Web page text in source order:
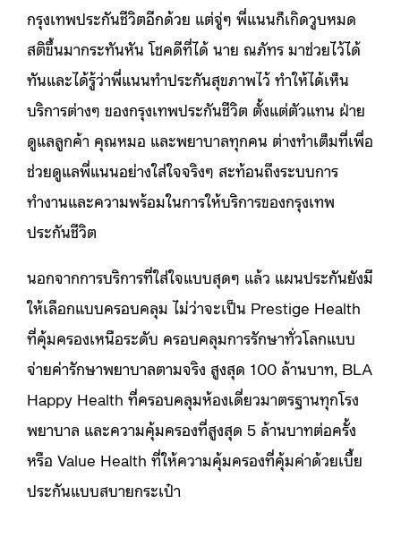
กรุงเทพประกันชีวิตอีกด้วย แต่จู่ๆ พี่แนนก็เกิดวูบหมด
สติขึ้นมากระทันหัน โชคดีที่ได้ นาย ณภัทร มาช่วยไว้ได้
ทันและได้รู้ว่าพี่แนนทำประกันสุขภาพไว้ ทำให้ได้เห็น
บริการต่างๆ ของกรุงเทพประกันชีวิต ตั้งแต่ตัวแทน ฝ่าย
ดูแลลูกค้า คุณหมอ และพยาบาลทุกคน ต่างทำเต็มที่เพื่อ
ช่วยดูแลพี่แนนอย่างใส่ใจจริงๆ สะท้อนถึงระบบการ
ทำงานและความพร้อมในการให้บริการของกรุงเทพ
ประกันชีวิต
นอกจากการบริการที่ใส่ใจแบบสุดๆ แล้ว แผนประกันยังมี
ให้เลือกแบบครอบคลุม ไม่ว่าจะเป็น Prestige Health
ที่คุ้มครองเหนือระดับ ครอบคลุมการรักษาทั่วโลกแบบ
จ่ายค่ารักษาพยาบาลตามจริง สูงสุด 100 ล้านบาท, BLA
Happy Health ที่ครอบคลุมห้องเดี่ยวมาตรฐานทุกโรง
พยาบาล และความคุ้มครองที่สูงสุด 5 ล้านบาทต่อครั้ง
หรือ Value Health ที่ให้ความคุ้มครองที่คุ้มค่าด้วยเบี้ย
ประกันแบบสบายกระเป๋า